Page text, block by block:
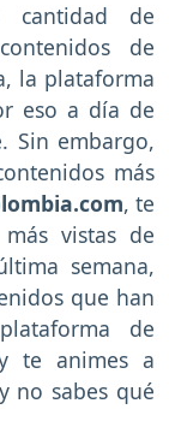
cantidad de
de
la plataforma
eso a día de
Sin embargo,
más
, te
vistas de
semana,
que han
de
te animes a
no sabes qué